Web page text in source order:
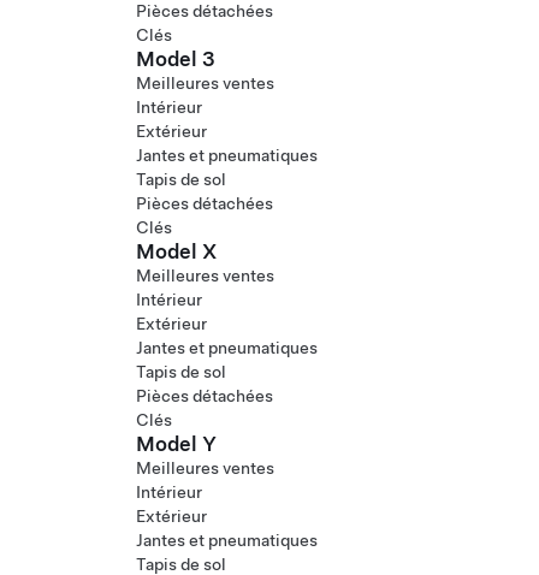
Pièces détachées
Clés
Model 3
Meilleures ventes
Intérieur
Extérieur
Jantes et pneumatiques
Tapis de sol
Pièces détachées
Clés
Model X
Meilleures ventes
Intérieur
Extérieur
Jantes et pneumatiques
Tapis de sol
Pièces détachées
Clés
Model Y
Meilleures ventes
Intérieur
Extérieur
Jantes et pneumatiques
Tapis de sol